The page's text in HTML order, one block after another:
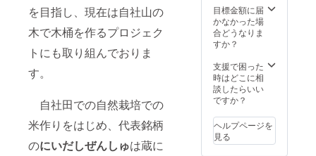
を目指し、現在は自社山の
木で木桶を作るプロジェク
トにも取り組んでおりま
す。
自社田での自然栽培での
米作りをはじめ、代表銘柄
のにいだしぜんしゅは蔵に
ださ
い。
目標金額に届
かなかった場
合どうなりま
すか？
支援で困った
時はどこに相
談したらいい
ですか？
ヘルプページを
見る